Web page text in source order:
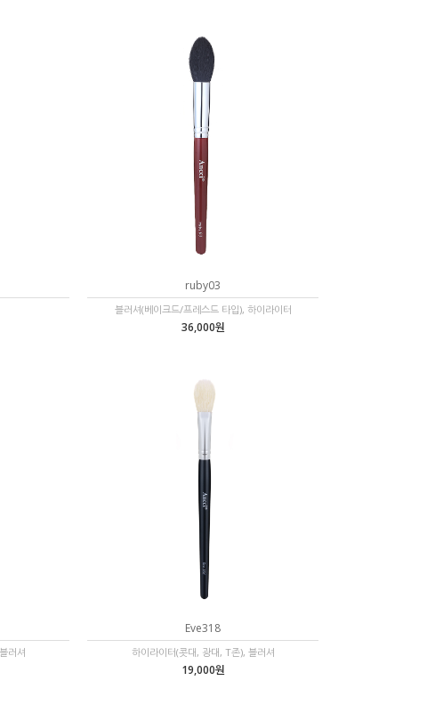
ruby03
블러셔(베이크드/프레스드 타입), 하이라이터
36,000원
러셔
Eve318
하이라이터(콧대, 광대, T존), 블러셔
19,000원